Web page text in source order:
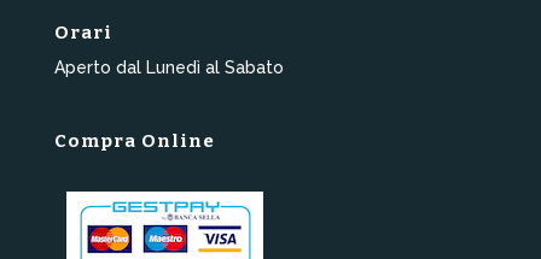
Orari
Aperto dal Lunedì al Sabato
Compra Online